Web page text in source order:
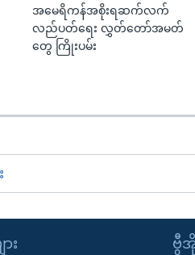
အမေရိကန်အစိုးရဆက်လက်
လည်ပတ်ရေး လွှတ်တော်အမတ်
တွေ ကြိုးပမ်း
ဗွီ
း